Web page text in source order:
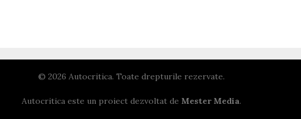
© 2026 Autocritica. Toate drepturile rezervate.
Autocritica este un proiect dezvoltat de Mester Media.